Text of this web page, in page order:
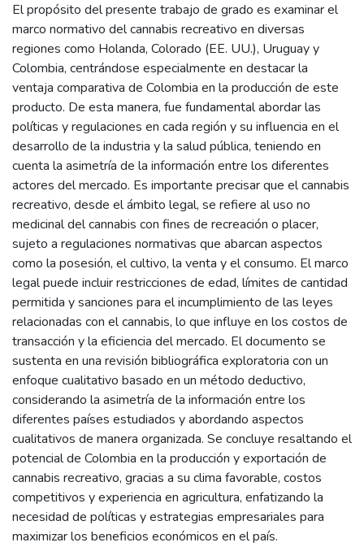
El propósito del presente trabajo de grado es examinar el
marco normativo del cannabis recreativo en diversas
regiones como Holanda, Colorado (EE. UU.), Uruguay y
Colombia, centrándose especialmente en destacar la
ventaja comparativa de Colombia en la producción de este
producto. De esta manera, fue fundamental abordar las
políticas y regulaciones en cada región y su influencia en el
desarrollo de la industria y la salud pública, teniendo en
cuenta la asimetría de la información entre los diferentes
actores del mercado. Es importante precisar que el cannabis
recreativo, desde el ámbito legal, se refiere al uso no
medicinal del cannabis con fines de recreación o placer,
sujeto a regulaciones normativas que abarcan aspectos
como la posesión, el cultivo, la venta y el consumo. El marco
legal puede incluir restricciones de edad, límites de cantidad
permitida y sanciones para el incumplimiento de las leyes
relacionadas con el cannabis, lo que influye en los costos de
transacción y la eficiencia del mercado. El documento se
sustenta en una revisión bibliográfica exploratoria con un
enfoque cualitativo basado en un método deductivo,
considerando la asimetría de la información entre los
diferentes países estudiados y abordando aspectos
cualitativos de manera organizada. Se concluye resaltando el
potencial de Colombia en la producción y exportación de
cannabis recreativo, gracias a su clima favorable, costos
competitivos y experiencia en agricultura, enfatizando la
necesidad de políticas y estrategias empresariales para
maximizar los beneficios económicos en el país.